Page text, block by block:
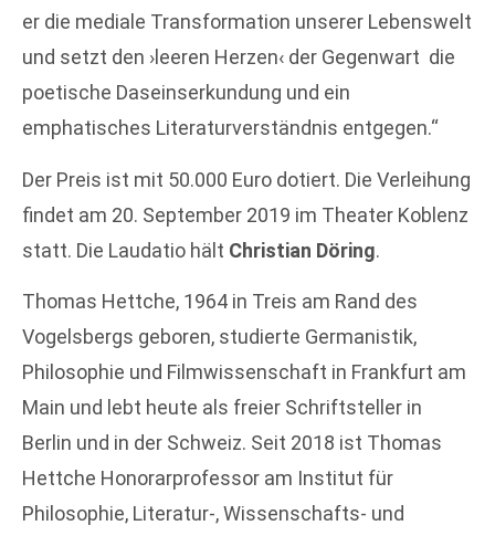
er die mediale Transformation unserer Lebenswelt
und setzt den ›leeren Herzen‹ der Gegenwart die
poetische Daseinserkundung und ein
emphatisches Literaturverständnis entgegen.“
Der Preis ist mit 50.000 Euro dotiert. Die Verleihung
findet am 20. September 2019 im Theater Koblenz
statt. Die Laudatio hält Christian Döring.
Thomas Hettche, 1964 in Treis am Rand des
Vogelsbergs geboren, studierte Germanistik,
Philosophie und Filmwissenschaft in Frankfurt am
Main und lebt heute als freier Schriftsteller in
Berlin und in der Schweiz. Seit 2018 ist Thomas
Hettche Honorarprofessor am Institut für
Philosophie, Literatur-, Wissenschafts- und